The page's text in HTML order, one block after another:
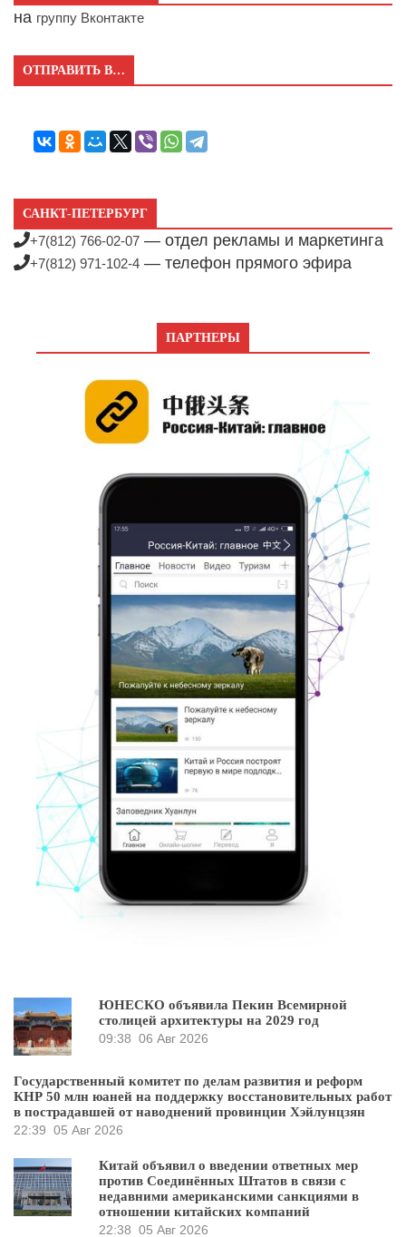
на группу Вконтакте
ОТПРАВИТЬ В…
САНКТ-ПЕТЕРБУРГ
+7(812) 766-02-07 — отдел рекламы и маркетинга
+7(812) 971-102-4 — телефон прямого эфира
ПАРТНЕРЫ
ЮНЕСКО объявила Пекин Всемирной
столицей архитектуры на 2029 год
09:38 06 Авг 2026
Государственный комитет по делам развития и реформ
КНР 50 млн юаней на поддержку восстановительных работ
в пострадавшей от наводнений провинции Хэйлунцзян
22:39 05 Авг 2026
Китай объявил о введении ответных мер
против Соединённых Штатов в связи с
недавними американскими санкциями в
отношении китайских компаний
22:38 05 Авг 2026